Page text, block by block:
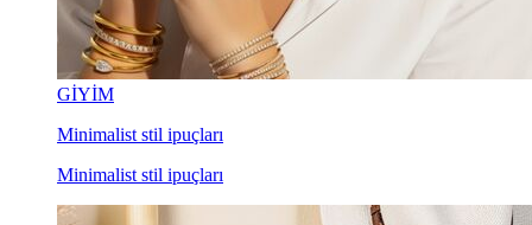
GİYİM
Minimalist stil ipuçları
Minimalist stil ipuçları